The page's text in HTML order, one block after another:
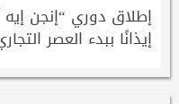
إطلاق دوري “إنجن
إيذانًا ببدء العصر